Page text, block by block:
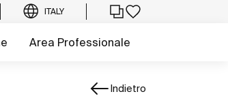
ITALY
Area Professionale
Indietro